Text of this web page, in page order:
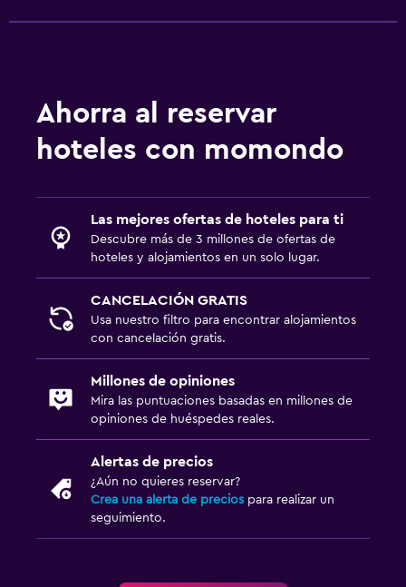
Ahorra al reservar
hoteles con momondo
Las mejores ofertas de hoteles para ti
Descubre más de 3 millones de ofertas de
hoteles y alojamientos en un solo lugar.
CANCELACIÓN GRATIS
Usa nuestro filtro para encontrar alojamientos
con cancelación gratis.
Millones de opiniones
Mira las puntuaciones basadas en millones de
opiniones de huéspedes reales.
Alertas de precios
¿Aún no quieres reservar?
Crea una alerta de precios para realizar un
seguimiento.